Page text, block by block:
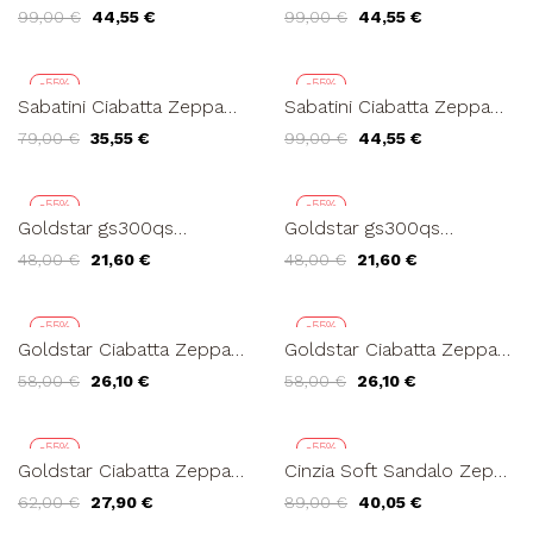
Pietre Bianco
99,00 € 44,55 €
Bronzo
99,00 € 44,55 €
-55%
Sabatini Ciabatta Zeppa
Velcro Crema
79,00 € 35,55 €
-55%
Sabatini Ciabatta Zeppa
Pietre Nero
99,00 € 44,55 €
-55%
Goldstar gs300qs
Fascia Fibbie Strass
48,00 € 21,60 €
-55%
Goldstar gs300qs
Fascia Fibbie Strass
48,00 € 21,60 €
-55%
Goldstar Ciabatta Zeppa
Ferro Argento
58,00 € 26,10 €
-55%
Goldstar Ciabatta Zeppa
Ferro Platino
58,00 € 26,10 €
-55%
Goldstar Ciabatta Zeppa
Strass Sabbia
62,00 € 27,90 €
-55%
Cinzia Soft Sandalo Zeppa
Cuoio
89,00 € 40,05 €